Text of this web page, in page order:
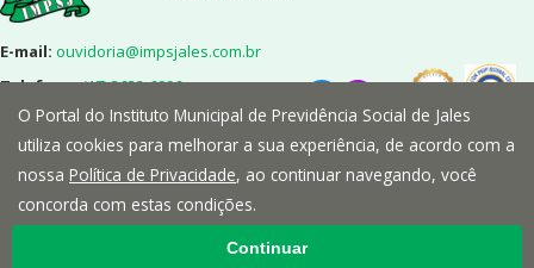
E-mail: ouvidoria@impsjales.com.br
Telefone:(17) 3632-6906
Endereço: Rua 7,nº2072-Centro-
Jales/SP-CEP:15700-014
O Portal do Instituto Municipal de Previdência Social de Jales
utiliza cookies para melhorar a sua experiência, de acordo com a
nossa Política de Privacidade, ao continuar navegando, você
concorda com estas condições.
Continuar